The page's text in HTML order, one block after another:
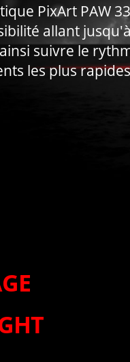
PixArt PAW
allant
suivre le
les plus